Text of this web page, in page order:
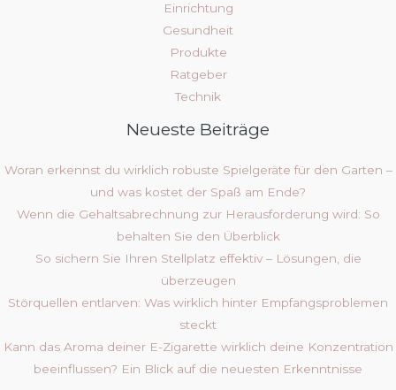
Einrichtung
Gesundheit
Produkte
Ratgeber
Technik
Neueste Beiträge
Woran erkennst du wirklich robuste Spielgeräte für den Garten –
und was kostet der Spaß am Ende?
Wenn die Gehaltsabrechnung zur Herausforderung wird: So
behalten Sie den Überblick
So sichern Sie Ihren Stellplatz effektiv – Lösungen, die
überzeugen
Störquellen entlarven: Was wirklich hinter Empfangsproblemen
steckt
Kann das Aroma deiner E-Zigarette wirklich deine Konzentration
beeinflussen? Ein Blick auf die neuesten Erkenntnisse